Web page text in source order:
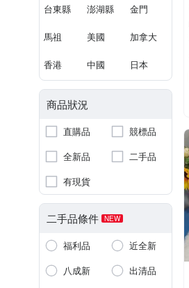
台東縣 澎湖縣 金門
馬祖 美國 加拿大
香港 中國 日本
商品狀況
直購品
競標品
全新品
二手品
有現貨
二手品條件 NEW
福利品
近全新
八成新
出清品